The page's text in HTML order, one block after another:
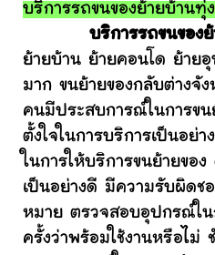
บริการรถขนของย้ายบ้านทุ่
บริการรถขนของ
ย้ายบ้าน ย้ายคอนโด ย้าย
มาก ขนย้ายของกลับต่างจั
คนมีประสบการณ์ในการขน
ตั้งใจในการบริการเป็นอย่
ในการให้บริการขนย้ายขอ
เป็นอย่างดี มีความรับผิดช
หมาย ตรวจสอบอุปกรณ์ใน
ครั้งว่าพร้อมใช้งานหรือไม่